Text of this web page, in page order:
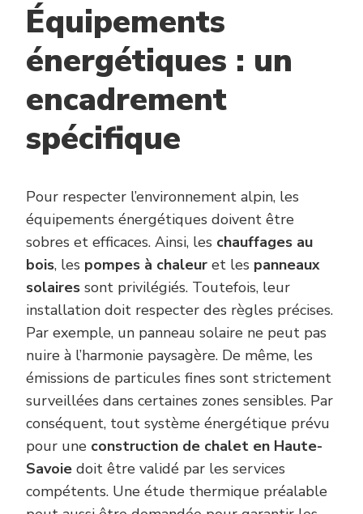
Équipements
énergétiques : un
encadrement
spécifique
Pour respecter l’environnement alpin, les
équipements énergétiques doivent être
sobres et efficaces. Ainsi, les chauffages au
bois, les pompes à chaleur et les panneaux
solaires sont privilégiés. Toutefois, leur
installation doit respecter des règles précises.
Par exemple, un panneau solaire ne peut pas
nuire à l’harmonie paysagère. De même, les
émissions de particules fines sont strictement
surveillées dans certaines zones sensibles. Par
conséquent, tout système énergétique prévu
pour une construction de chalet en Haute-
Savoie doit être validé par les services
compétents. Une étude thermique préalable